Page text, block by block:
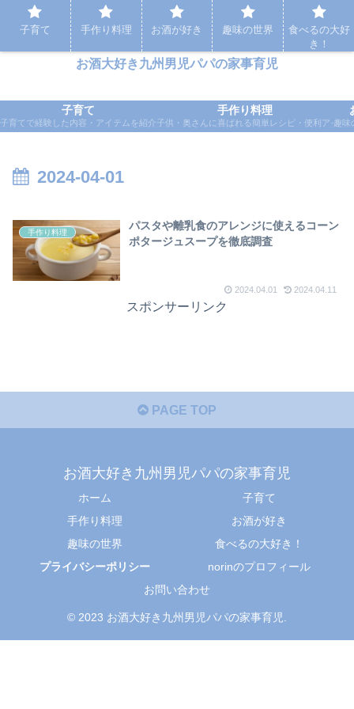
パパの家事育児など実体験をもとに応援するブログ
お酒大好き九州男児パパの家事育児
子育て
子育てで経験した内容・アイテムを紹介
手作り料理
子供・奥さんに喜ばれる簡単レシピ・便利アイテ
趣味
2024-04-01
手作り料理
パスタや離乳食のアレンジに使えるコーン
ポタージュスープを徹底調査
2024.04.01 2024.04.11
スポンサーリンク
PAGE TOP
お酒大好き九州男児パパの家事育児
ホーム
子育て
手作り料理
お酒が好き
趣味の世界
食べるの大好き！
プライバシーポリシー
norinのプロフィール
お問い合わせ
© 2023 お酒大好き九州男児パパの家事育児.
子育て 手作り料理 お酒が好き 趣味の世界
食べるの大好
き！